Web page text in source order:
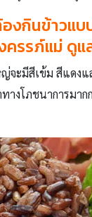
งกินข้าวแบ
ครรภ์แม่ ดู
ะมีสีเข้ม สีแดง
งโภชนาการม